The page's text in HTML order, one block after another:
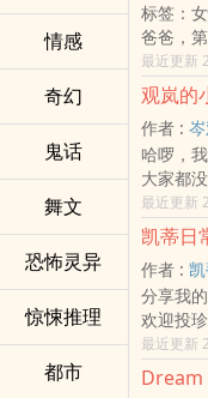
情感
奇幻
鬼话
舞文
恐怖灵异
惊悚推理
都市
标签：女
爸爸，
短篇小说
患上巴
如何克
本部小
实生活
最近更新
观岚的
作者 :
哈啰，
大家都
像是补
料的颜
的心事。
虽然有
题，但
这里是
过，要
迹？
最近更新
凯蒂日
作者 :
分享我
欢迎投
来留言
最近更新